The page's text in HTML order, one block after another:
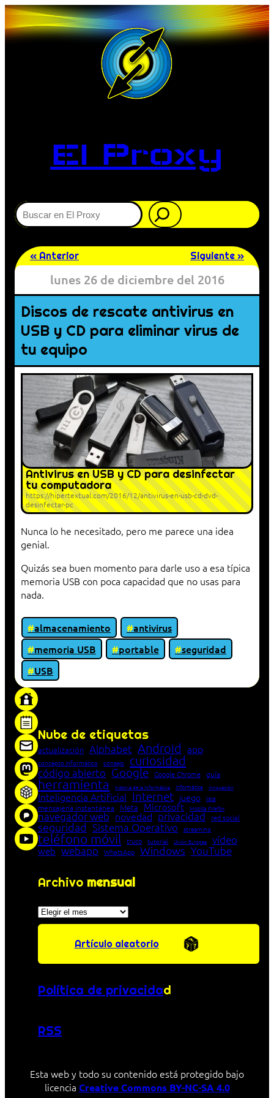
El Proxy
Buscar
« Anterior Siguiente »
lunes 26 de diciembre del 2016
Discos de rescate antivirus en
USB y CD para eliminar virus de
tu equipo
Antivirus en USB y CD para desinfectar
tu computadora
https://hipertextual.com/2016/12/antivirus-en-usb-cd-dvd-
desinfectar-pc
Nunca lo he necesitado, pero me parece una idea
genial.
Quizás sea buen momento para darle uso a esa típica
memoria USB con poca capacidad que no usas para
nada.
almacenamiento
antivirus
memoria USB
portable
seguridad
USB
Nube de etiquetas
actualización Alphabet Android app
concepto informático consejo curiosidad
código abierto Google Google Chrome guía
herramienta historia de la Informática Informática innovación
Inteligencia Artificial Internet juego lista
mensajería instantánea Meta Microsoft Mozilla Firefox
navegador web novedad privacidad red social
seguridad Sistema Operativo streaming
teléfono móvil truco tutorial Unión Europea vídeo
web webapp WhatsApp Windows YouTube
Archivo mensual
Archivos
Artículo aleatorio
Política de privacidad
RSS
Esta web y todo su contenido está protegido bajo
licencia Creative Commons BY-NC-SA 4.0